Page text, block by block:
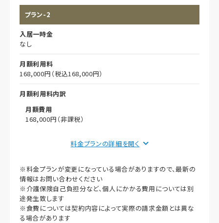
プラン-2
入居一時金
なし
月額利用料
168,000円（税込168,000円）
月額利用料内訳
月額費用
168,000円（非課税）
想定居住期間（償却年月数）
その他事項
料金プランの詳細を
※料金プランが変更になっている場合がありますので、最新の
情報はお問い合わせください
※介護保険自己負担分など、個人にかかる費用については別
途発生致します
※食費については契約内容によって実際の請求金額とは異な
る場合があります